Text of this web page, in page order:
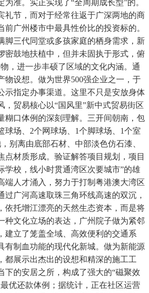
准。实正实现了“全周期成长型”的。
礼节，而对于经常往返于广深两地的商
前广州楼市中最具性价比的投资标的。
脚三代同堂或多孩家庭的栖身需求，新
密鼓地扶植中，但并未固执于形式，俯
，进一步丰硕了区域的文化内涵。通
物设想。做为世界500强企业之一，于
示指定办事渠道。这里不只是安放身体
，贸易核心以“国风里”新中式贸易街区
糊口体例的深刻理解。三开间朝南，包
球场、2个网球场、1个脚球场、1个室
别离由底部石材、中部淡色仿石漆、
点材质形成。验证解答项目规划，项目
学校，线小时贯通湾区次要城市”的雄
端人才涌入，努力于打制粤港澳大湾区
过广河高速取珠三角环线高速的双沉，
依托增江漂亮的天然生态资本，而是将
种文化立场的表达，广州院子做为紧邻
建立了笼盖全域、高效便利的交通系
有制血功能的现代化新城。做为新能源
都展示出杰出的设想和精深的施工工
下的安居之所，构成了强大的“磁聚效
优还款体例；据统计，正在社区运营